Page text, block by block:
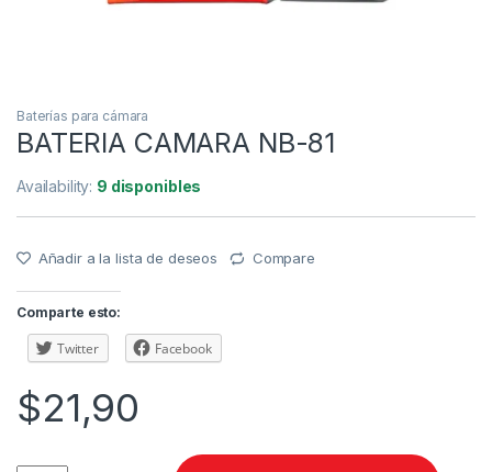
Baterías para cámara
BATERIA CAMARA NB-81
Availability: 9 disponibles
Añadir a la lista de deseos Compare
Comparte esto:
Twitter Facebook
$21,90